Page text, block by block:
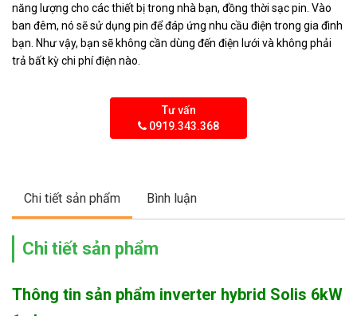
năng lượng cho các thiết bị trong nhà bạn, đồng thời sạc pin. Vào
ban đêm, nó sẽ sử dụng pin để đáp ứng nhu cầu điện trong gia đình
bạn. Như vậy, bạn sẽ không cần dùng đến điện lưới và không phải
trả bất kỳ chi phí điện nào.
Tư vấn
0919.343.368
Chi tiết sản phẩm Bình luận
Chi tiết sản phẩm
Thông tin sản phẩm inverter hybrid Solis 6kW